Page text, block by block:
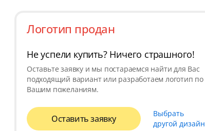
Логотип продан
Не успели купить? Ничего страшного!
Оставьте заявку и мы постараемся найти для Вас
подходящий вариант или разработаем логотип по
Вашим пожеланиям.
Оставить заявку
Выбрать
другой дизайн